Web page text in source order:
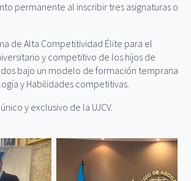
permanente al inscribir tres asignaturas o
de Alta Competitividad Élite para el
y competitivo de los hijos de
bajo un modelo de formación temprana
y Habilidades competitivas.
y exclusivo de la UJCV.